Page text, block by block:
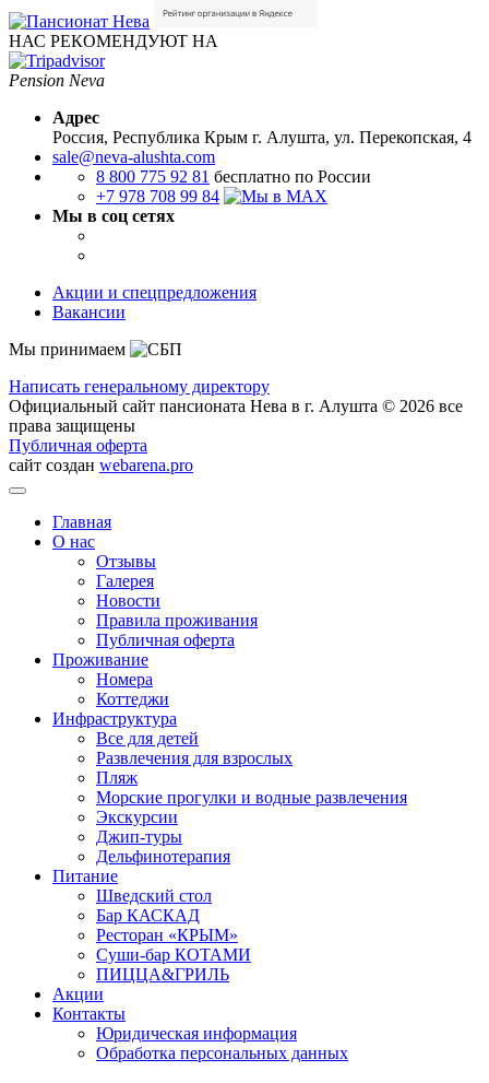
НАС РЕКОМЕНДУЮТ НА
Pension Neva
Адрес
Россия, Республика Крым г. Алушта, ул. Перекопская, 4
sale@neva-alushta.com
8 800 775 92 81 бесплатно по России
+7 978 708 99 84
Мы в соц сетях
Акции и спецпредложения
Вакансии
Мы принимаем
Написать генеральному директору
Официальный сайт пансионата Нева в г. Алушта © 2026 все
права защищены
Публичная оферта
сайт создан webarena.pro
Главная
О нас
Отзывы
Галерея
Новости
Правила проживания
Публичная оферта
Проживание
Номера
Коттеджи
Инфраструктура
Все для детей
Развлечения для взрослых
Пляж
Морские прогулки и водные развлечения
Экскурсии
Джип-туры
Дельфинотерапия
Питание
Шведский стол
Бар КАСКАД
Ресторан «КРЫМ»
Суши-бар КОТАМИ
ПИЦЦА&ГРИЛЬ
Акции
Контакты
Юридическая информация
Обработка персональных данных